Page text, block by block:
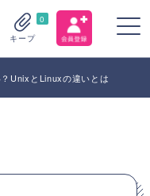
0
キープ
UnixとLinuxの違いとは